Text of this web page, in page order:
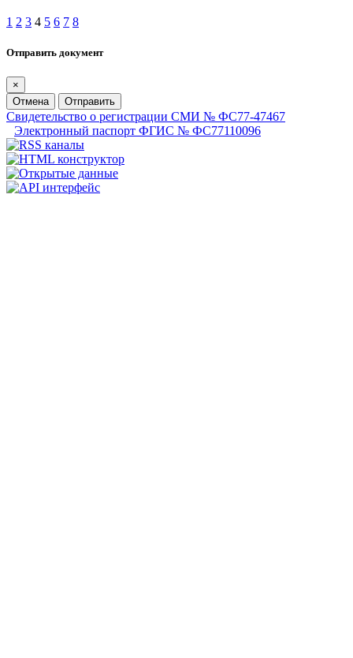
1 2 3 4 5 6 7 8
Отправить документ
×
Отмена
Отправить
Свидетельство о регистрации СМИ № ФС77-47467
Электронный паспорт ФГИС № ФС77110096